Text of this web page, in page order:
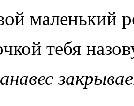
маленький
тебя